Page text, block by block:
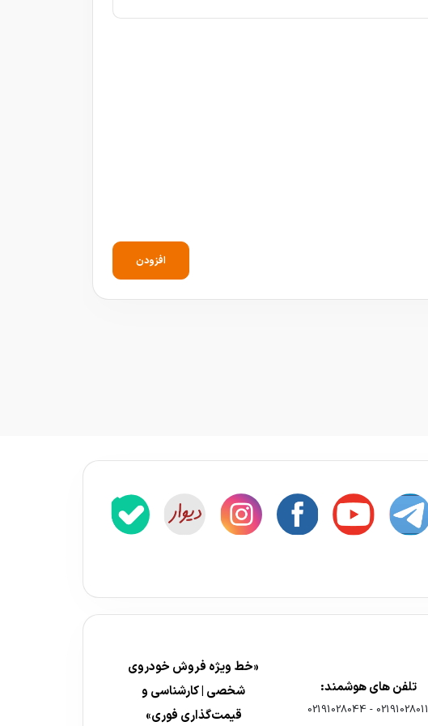
افزودن
تلفن های هوشمند:
02191028011
-
02191028044
«خط ویژه فروش خودروی
شخصی | کارشناسی و
قیمت‌گذاری فوری»